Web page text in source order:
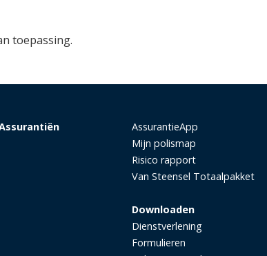
toepassing.
AssurantieApp
Mijn polismap
Risico rapport
Van Steensel Totaalpakket
Downloaden
Dienstverlening
Formulieren